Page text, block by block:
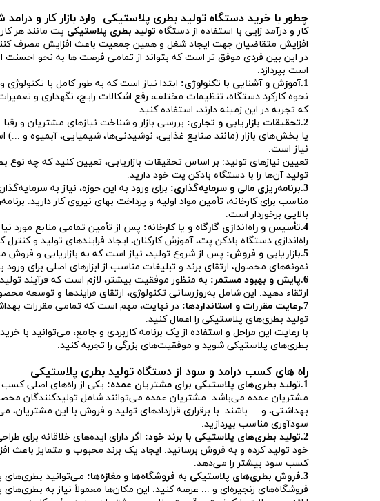
چطور با خرید دستگاه تولید بطری پلاستیکی وارد بازار کار و
کار و درآمد زایی با استفاده از دستگاه تولید بطری پلاستیکی پت مانند هر
افزایش متقاضیان جهت ایجاد شغل و همین جمعیت باعث افزایش مصرف
در این بین فردی موفق تر است که بتواند از تمامی فرصت ها به نحو احسنت
است بپردازد.
1.آموزش و آشنایی با تکنولوژی:
ابتدا نیاز است که به طور کامل با
نحوه کارکرد دستگاه، تنظیمات مختلف، رفع اشکالات رایج، نگهداری و
که تجربه در این زمینه دارند، استفاده کنید.
2.تحقیقات بازاریابی و تجاری:
بررسی بازار و شناخت نیازهای مشتریان و
یا بخش‌های بازار (مانند صنایع غذایی، نوشیدنی‌ها، شیمیایی، آبمیوه و
نیاز است.
تعیین نیازهای تولید: بر اساس تحقیقات بازاریابی، تعیین کنید که چه نوع
تولید آن‌ها را با دستگاه بادکن پت خود دارید.
3.برنامه‌ریزی مالی و سرمایه‌گذاری:
برای ورود به این حوزه، نیاز به
مناسب برای کارخانه، تأمین مواد اولیه و پرداخت بهای نیروی کار دارید.
بالایی برخوردار است.
4.تأسیس و راه‌اندازی گارگاه و یا کارخانه:
پس از تأمین تمامی منابع مورد
راه‌اندازی دستگاه بادکن پت، آموزش کارکنان، ایجاد فرایندهای تولید و
5.بازاریابی و فروش:
پس از شروع تولید، نیاز است که به بازاریابی و فروش
نمونه‌های محصول، ارتقای برند و تبلیغات مناسب از ابزارهای اصلی برای
6.پایش و بهبود مستمر:
به منظور موفقیت بیشتر، لازم است که فرآیند
ارتقاء دهید. این شامل به‌روزرسانی تکنولوژی، ارتقای فرایندها و توسعه
7.رعایت مقررات و استانداردها:
در نهایت، مهم است که تمامی مقررات
تولید بطری‌های پلاستیکی را اعمال کنید.
با رعایت این مراحل و استفاده از یک برنامه کاربردی و جامع، می‌توانید با
بطری‌های پلاستیکی شوید و موفقیت‌های بزرگی را تجربه کنید.
راه های کسب درامد و سود از دستگاه تولید بطری پلاستیکی
1.تولید بطری‌های پلاستیکی برای مشتریان عمده:
یکی از راه‌های اصلی کسب
مشتریان عمده می‌باشد. مشتریان عمده می‌توانند شامل تولیدکنندگان
بهداشتی، و ... باشند. با برقراری قراردادهای تولید و فروش با این
سودآوری مناسب بپردازید.
2.تولید بطری‌های پلاستیکی با برند خود:
اگر دارای ایده‌های خلاقانه برای
خود تولید کرده و به فروش برسانید. ایجاد یک برند محبوب و متمایز باعث
کسب سود بیشتر را می‌دهد.
3.فروش بطری‌های پلاستیکی به فروشگاه‌ها و مغازه‌ها:
می‌توانید بطری‌های
فروشگاه‌های زنجیره‌ای و ... عرضه کنید. این مکان‌ها معمولاً نیاز به